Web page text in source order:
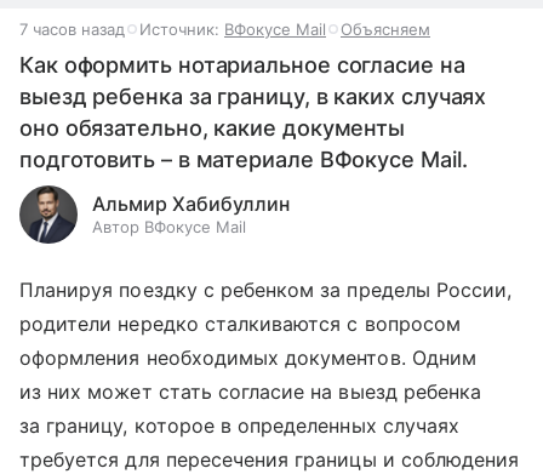
7 часов назад Источник: ВФокусе Mail Объясняем
Как оформить нотариальное согласие на
выезд ребенка за границу, в каких случаях
оно обязательно, какие документы
подготовить – в материале ВФокусе Mail.
Альмир Хабибуллин
Автор ВФокусе Mail
Планируя поездку с ребенком за пределы России,
родители нередко сталкиваются с вопросом
оформления необходимых документов. Одним
из них может стать согласие на выезд ребенка
за границу, которое в определенных случаях
требуется для пересечения границы и соблюдения